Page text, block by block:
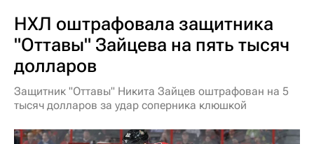
НХЛ оштрафовала защитника
"Оттавы" Зайцева на пять тысяч
долларов
Защитник "Оттавы" Никита Зайцев оштрафован на 5
тысяч долларов за удар соперника клюшкой